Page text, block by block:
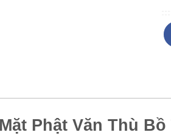
Mặt Phật Văn Thù Bồ